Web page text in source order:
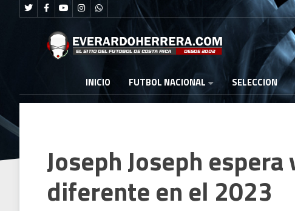
INICIO FUTBOL NACIONAL SELECCION
Joseph Joseph
diferente en el 2023